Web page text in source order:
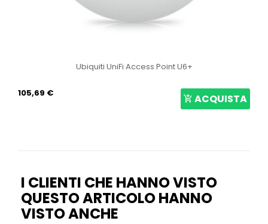
Ubiquiti UniFi Access Point U6+
105,69 € ACQUISTA
I CLIENTI CHE HANNO VISTO
QUESTO ARTICOLO HANNO
VISTO ANCHE